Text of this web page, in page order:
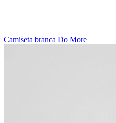
Camiseta branca Do More